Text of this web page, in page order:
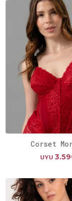
Corset
UYU